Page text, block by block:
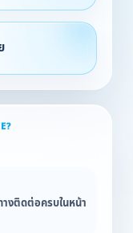
งติดต่อครบในหน้า